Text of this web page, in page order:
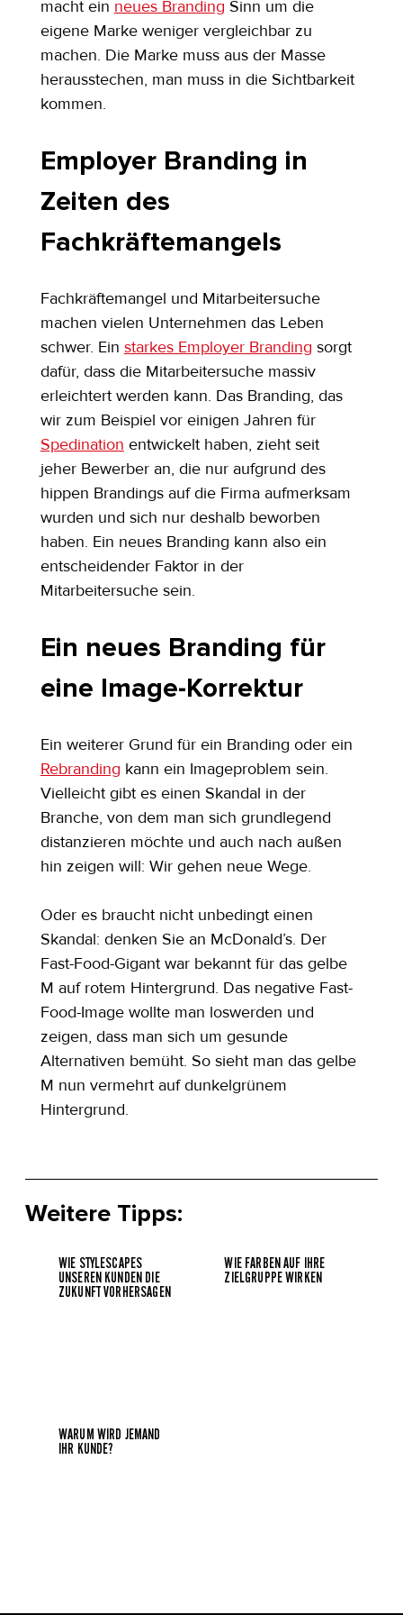
macht ein neues Branding Sinn um die
eigene Marke weniger vergleichbar zu
machen. Die Marke muss aus der Masse
herausstechen, man muss in die Sichtbarkeit
kommen.
Employer Branding in
Zeiten des
Fachkräftemangels
Fachkräftemangel und Mitarbeitersuche
machen vielen Unternehmen das Leben
schwer. Ein starkes Employer Branding sorgt
dafür, dass die Mitarbeitersuche massiv
erleichtert werden kann. Das Branding, das
wir zum Beispiel vor einigen Jahren für
Spedination entwickelt haben, zieht seit
jeher Bewerber an, die nur aufgrund des
hippen Brandings auf die Firma aufmerksam
wurden und sich nur deshalb beworben
haben. Ein neues Branding kann also ein
entscheidender Faktor in der
Mitarbeitersuche sein.
Ein neues Branding für
eine Image-Korrektur
Ein weiterer Grund für ein Branding oder ein
Rebranding kann ein Imageproblem sein.
Vielleicht gibt es einen Skandal in der
Branche, von dem man sich grundlegend
distanzieren möchte und auch nach außen
hin zeigen will: Wir gehen neue Wege.
Oder es braucht nicht unbedingt einen
Skandal: denken Sie an McDonald’s. Der
Fast-Food-Gigant war bekannt für das gelbe
M auf rotem Hintergrund. Das negative Fast-
Food-Image wollte man loswerden und
zeigen, dass man sich um gesunde
Alternativen bemüht. So sieht man das gelbe
M nun vermehrt auf dunkelgrünem
Hintergrund.
Weitere Tipps:
WIE STYLESCAPES
UNSEREN KUNDEN DIE
ZUKUNFT VORHERSAGEN
WIE FARBEN AUF IHRE
ZIELGRUPPE WIRKEN
WARUM WIRD JEMAND
IHR KUNDE?